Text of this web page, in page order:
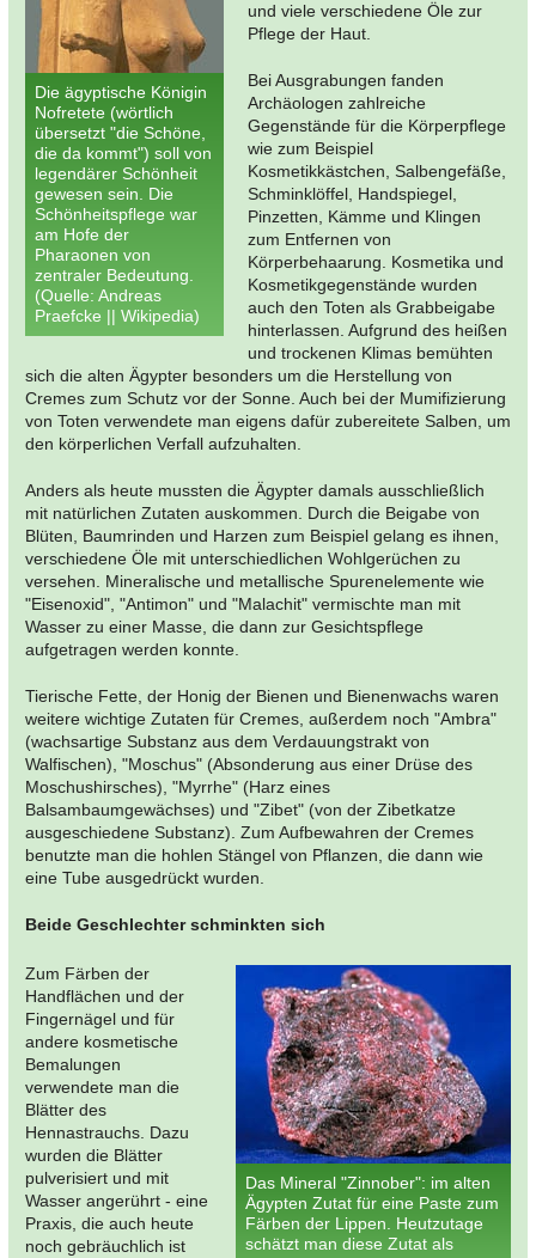
Die ägyptische Königin
Nofretete (wörtlich
übersetzt "die Schöne,
die da kommt") soll von
legendärer Schönheit
gewesen sein. Die
Schönheitspflege war
am Hofe der
Pharaonen von
zentraler Bedeutung.
(Quelle: Andreas
Praefcke || Wikipedia)
und viele verschiedene Öle zur
Pflege der Haut.
Bei Ausgrabungen fanden
Archäologen zahlreiche
Gegenstände für die Körperpflege
wie zum Beispiel
Kosmetikkästchen, Salbengefäße,
Schminklöffel, Handspiegel,
Pinzetten, Kämme und Klingen
zum Entfernen von
Körperbehaarung. Kosmetika und
Kosmetikgegenstände wurden
auch den Toten als Grabbeigabe
hinterlassen. Aufgrund des heißen
und trockenen Klimas bemühten
sich die alten Ägypter besonders um die Herstellung von
Cremes zum Schutz vor der Sonne. Auch bei der Mumifizierung
von Toten verwendete man eigens dafür zubereitete Salben, um
den körperlichen Verfall aufzuhalten.
Anders als heute mussten die Ägypter damals ausschließlich
mit natürlichen Zutaten auskommen. Durch die Beigabe von
Blüten, Baumrinden und Harzen zum Beispiel gelang es ihnen,
verschiedene Öle mit unterschiedlichen Wohlgerüchen zu
versehen. Mineralische und metallische Spurenelemente wie
"Eisenoxid", "Antimon" und "Malachit" vermischte man mit
Wasser zu einer Masse, die dann zur Gesichtspflege
aufgetragen werden konnte.
Tierische Fette, der Honig der Bienen und Bienenwachs waren
weitere wichtige Zutaten für Cremes, außerdem noch "Ambra"
(wachsartige Substanz aus dem Verdauungstrakt von
Walfischen), "Moschus" (Absonderung aus einer Drüse des
Moschushirsches), "Myrrhe" (Harz eines
Balsambaumgewächses) und "Zibet" (von der Zibetkatze
ausgeschiedene Substanz). Zum Aufbewahren der Cremes
benutzte man die hohlen Stängel von Pflanzen, die dann wie
eine Tube ausgedrückt wurden.
Beide Geschlechter schminkten sich
Das Mineral "Zinnober": im alten
Ägypten Zutat für eine Paste zum
Färben der Lippen. Heutzutage
schätzt man diese Zutat als
Zum Färben der
Handflächen und der
Fingernägel und für
andere kosmetische
Bemalungen
verwendete man die
Blätter des
Hennastrauchs. Dazu
wurden die Blätter
pulverisiert und mit
Wasser angerührt - eine
Praxis, die auch heute
noch gebräuchlich ist